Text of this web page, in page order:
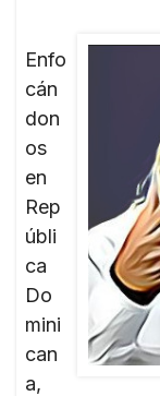
Enfo
cán
don
os
en
Rep
úbli
ca
Do
mini
can
a,